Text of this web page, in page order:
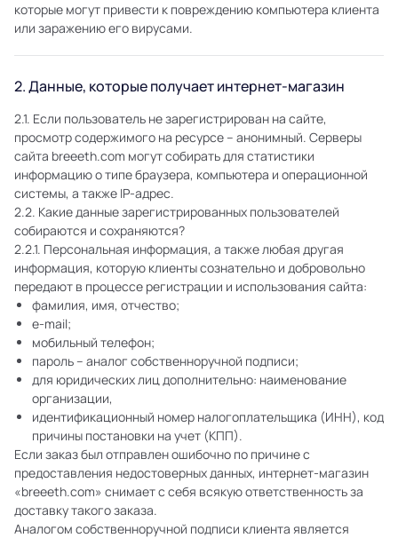
которые могут привести к повреждению компьютера клиента
или заражению его вирусами.
2. Данные, которые получает интернет-магазин
2.1. Если пользователь не зарегистрирован на сайте,
просмотр содержимого на ресурсе – анонимный. Серверы
сайта breeeth.com могут собирать для статистики
информацию о типе браузера, компьютера и операционной
системы, а также IP-адрес.
2.2. Какие данные зарегистрированных пользователей
собираются и сохраняются?
2.2.1. Персональная информация, а также любая другая
информация, которую клиенты сознательно и добровольно
передают в процессе регистрации и использования сайта:
фамилия, имя, отчество;
e-mail;
мобильный телефон;
пароль – аналог собственноручной подписи;
для юридических лиц дополнительно: наименование
организации,
идентификационный номер налогоплательщика (ИНН), код
причины постановки на учет (КПП).
Если заказ был отправлен ошибочно по причине с
предоставления недостоверных данных, интернет-магазин
«breeeth.com» снимает с себя всякую ответственность за
доставку такого заказа.
Аналогом собственноручной подписи клиента является